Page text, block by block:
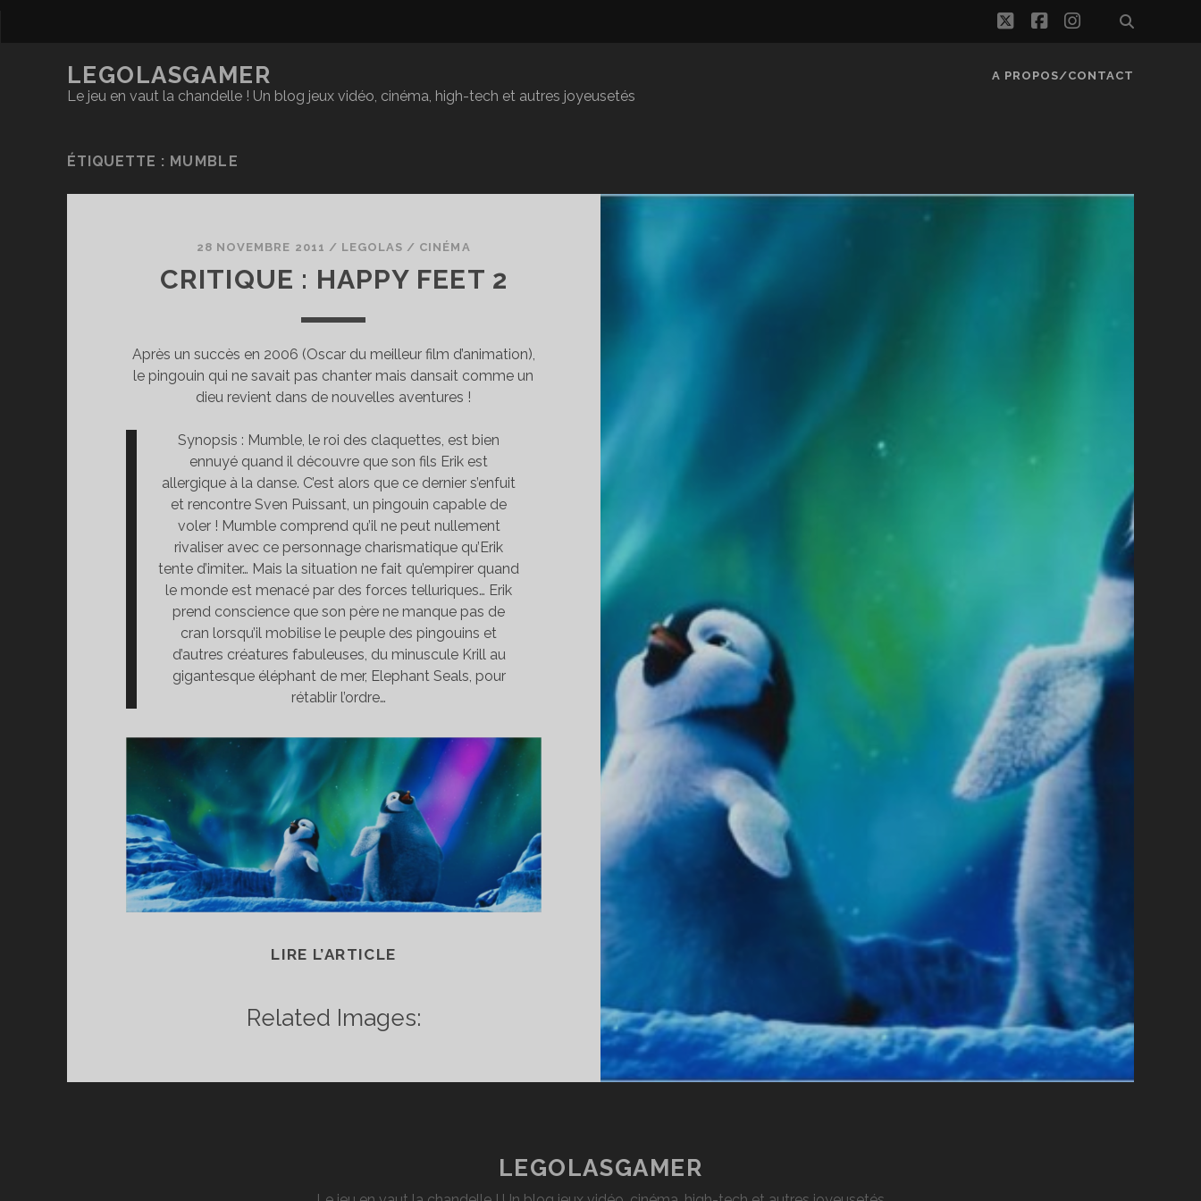
twitterfacebook
instagram
LEGOLASGAMER
Le jeu en vaut la chandelle ! Un blog jeux vidéo, cinéma, high-tech et autres joyeusetés
A PROPOS/CONTACT
ÉTIQUETTE : MUMBLE
28 NOVEMBRE 2011 / LEGOLAS / CINÉMA
CRITIQUE : HAPPY FEET 2
Après un succès en 2006 (Oscar du meilleur film d’animation),
le pingouin qui ne savait pas chanter mais dansait comme un
dieu revient dans de nouvelles aventures !
Synopsis : Mumble, le roi des claquettes, est bien
ennuyé quand il découvre que son fils Erik est
allergique à la danse. C’est alors que ce dernier s’enfuit
et rencontre Sven Puissant, un pingouin capable de
voler ! Mumble comprend qu’il ne peut nullement
rivaliser avec ce personnage charismatique qu’Erik
tente d’imiter… Mais la situation ne fait qu’empirer quand
le monde est menacé par des forces telluriques… Erik
prend conscience que son père ne manque pas de
cran lorsqu’il mobilise le peuple des pingouins et
d’autres créatures fabuleuses, du minuscule Krill au
gigantesque éléphant de mer, Elephant Seals, pour
rétablir l’ordre…
LIRE L’ARTICLE
Related Images:
LEGOLASGAMER